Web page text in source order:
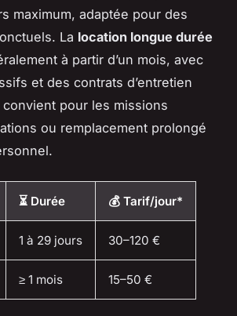
maximum, adaptée pour des
La location longue durée
à partir d’un mois, avec
et des contrats d’entretien
pour les missions
ou remplacement prolongé
⏳ Durée 💰 Tarif/jour*
1 à 29 jours 30–120 €
≥ 1 mois 15–50 €